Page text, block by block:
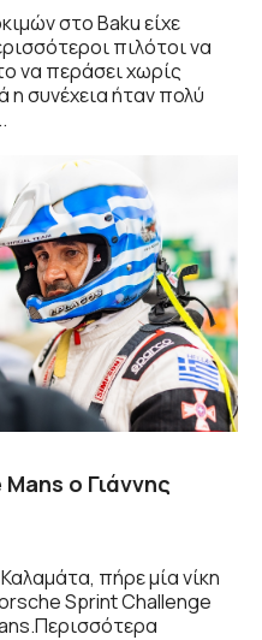
στο Baku είχε
πιλότοι να
να περάσει χωρίς
συνέχεια ήταν πολύ
ο Γιάννης
πήρε μία νίκη
Sprint Challenge